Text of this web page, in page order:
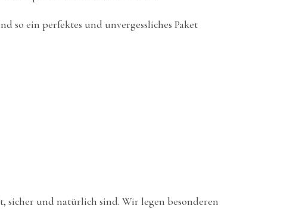
so ein perfektes und unvergessliches Paket
sicher und natürlich sind. Wir legen besonderen